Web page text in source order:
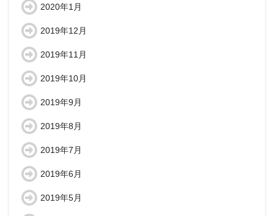
2020年1月
2019年12月
2019年11月
2019年10月
2019年9月
2019年8月
2019年7月
2019年6月
2019年5月